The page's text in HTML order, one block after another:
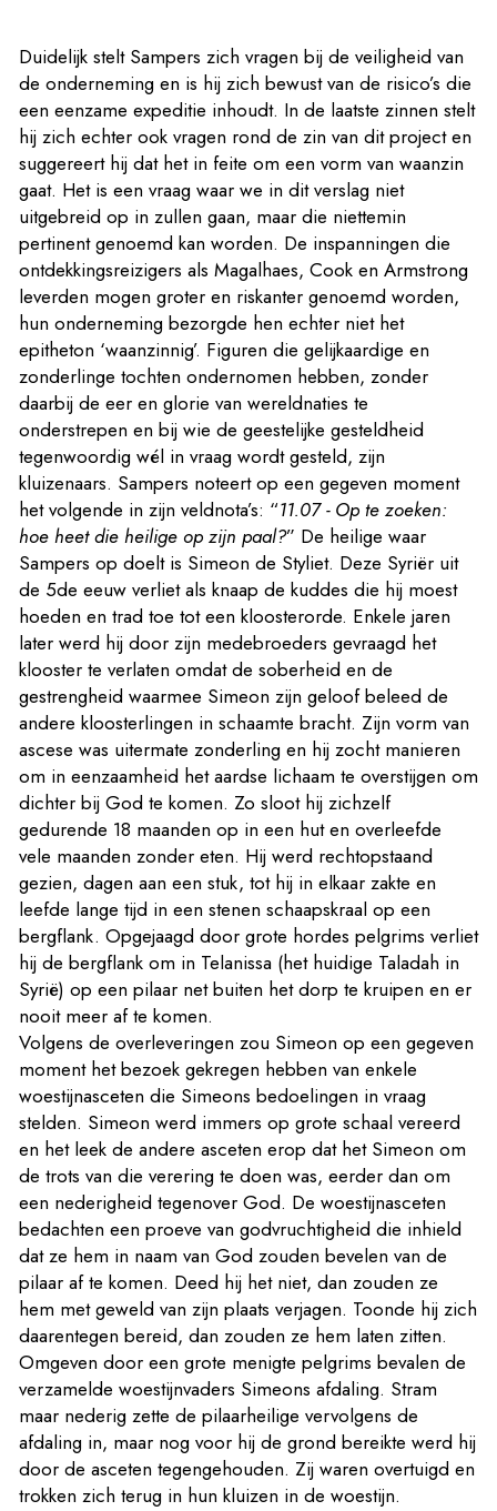
Duidelijk stelt Sampers zich vragen bij de veiligheid van
de onderneming en is hij zich bewust van de risico’s die
een eenzame expeditie inhoudt. In de laatste zinnen stelt
hij zich echter ook vragen rond de zin van dit project en
suggereert hij dat het in feite om een vorm van waanzin
gaat. Het is een vraag waar we in dit verslag niet
uitgebreid op in zullen gaan, maar die niettemin
pertinent genoemd kan worden. De inspanningen die
ontdekkingsreizigers als Magalhaes, Cook en Armstrong
leverden mogen groter en riskanter genoemd worden,
hun onderneming bezorgde hen echter niet het
epitheton ‘waanzinnig’. Figuren die gelijkaardige en
zonderlinge tochten ondernomen hebben, zonder
daarbij de eer en glorie van wereldnaties te
onderstrepen en bij wie de geestelijke gesteldheid
tegenwoordig wél in vraag wordt gesteld, zijn
kluizenaars. Sampers noteert op een gegeven moment
het volgende in zijn veldnota’s: “11.07 - Op te zoeken:
hoe heet die heilige op zijn paal?” De heilige waar
Sampers op doelt is Simeon de Styliet. Deze Syriër uit
de 5de eeuw verliet als knaap de kuddes die hij moest
hoeden en trad toe tot een kloosterorde. Enkele jaren
later werd hij door zijn medebroeders gevraagd het
klooster te verlaten omdat de soberheid en de
gestrengheid waarmee Simeon zijn geloof beleed de
andere kloosterlingen in schaamte bracht. Zijn vorm van
ascese was uitermate zonderling en hij zocht manieren
om in eenzaamheid het aardse lichaam te overstijgen om
dichter bij God te komen. Zo sloot hij zichzelf
gedurende 18 maanden op in een hut en overleefde
vele maanden zonder eten. Hij werd rechtopstaand
gezien, dagen aan een stuk, tot hij in elkaar zakte en
leefde lange tijd in een stenen schaapskraal op een
bergflank. Opgejaagd door grote hordes pelgrims verliet
hij de bergflank om in Telanissa (het huidige Taladah in
Syrië) op een pilaar net buiten het dorp te kruipen en er
nooit meer af te komen.
Volgens de overleveringen zou Simeon op een gegeven
moment het bezoek gekregen hebben van enkele
woestijnasceten die Simeons bedoelingen in vraag
stelden. Simeon werd immers op grote schaal vereerd
en het leek de andere asceten erop dat het Simeon om
de trots van die verering te doen was, eerder dan om
een nederigheid tegenover God. De woestijnasceten
bedachten een proeve van godvruchtigheid die inhield
dat ze hem in naam van God zouden bevelen van de
pilaar af te komen. Deed hij het niet, dan zouden ze
hem met geweld van zijn plaats verjagen. Toonde hij zich
daarentegen bereid, dan zouden ze hem laten zitten.
Omgeven door een grote menigte pelgrims bevalen de
verzamelde woestijnvaders Simeons afdaling. Stram
maar nederig zette de pilaarheilige vervolgens de
afdaling in, maar nog voor hij de grond bereikte werd hij
door de asceten tegengehouden. Zij waren overtuigd en
trokken zich terug in hun kluizen in de woestijn.